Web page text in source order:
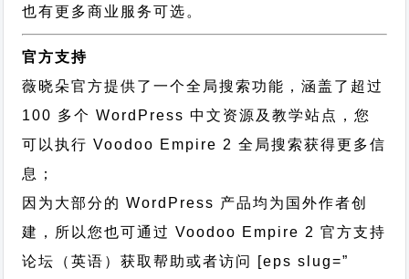
也有更多商业服务可选。
官方支持
薇晓朵官方提供了一个全局搜索功能，涵盖了超过
100 多个 WordPress 中文资源及教学站点，您
可以执行 Voodoo Empire 2 全局搜索获得更多信
息；
因为大部分的 WordPress 产品均为国外作者创
建，所以您也可通过Voodoo Empire 2 官方支持
论坛
（英语）获取帮助或者访问 [eps slug=”